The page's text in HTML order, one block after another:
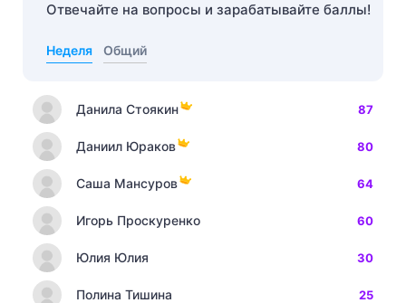
Отвечайте на вопросы и зарабатывайте баллы!
Неделя Общий
Данила Стоякин 87
Даниил Юраков 80
Саша Мансуров 64
Игорь Проскуренко 60
Юлия Юлия 30
Полина Тишина 25